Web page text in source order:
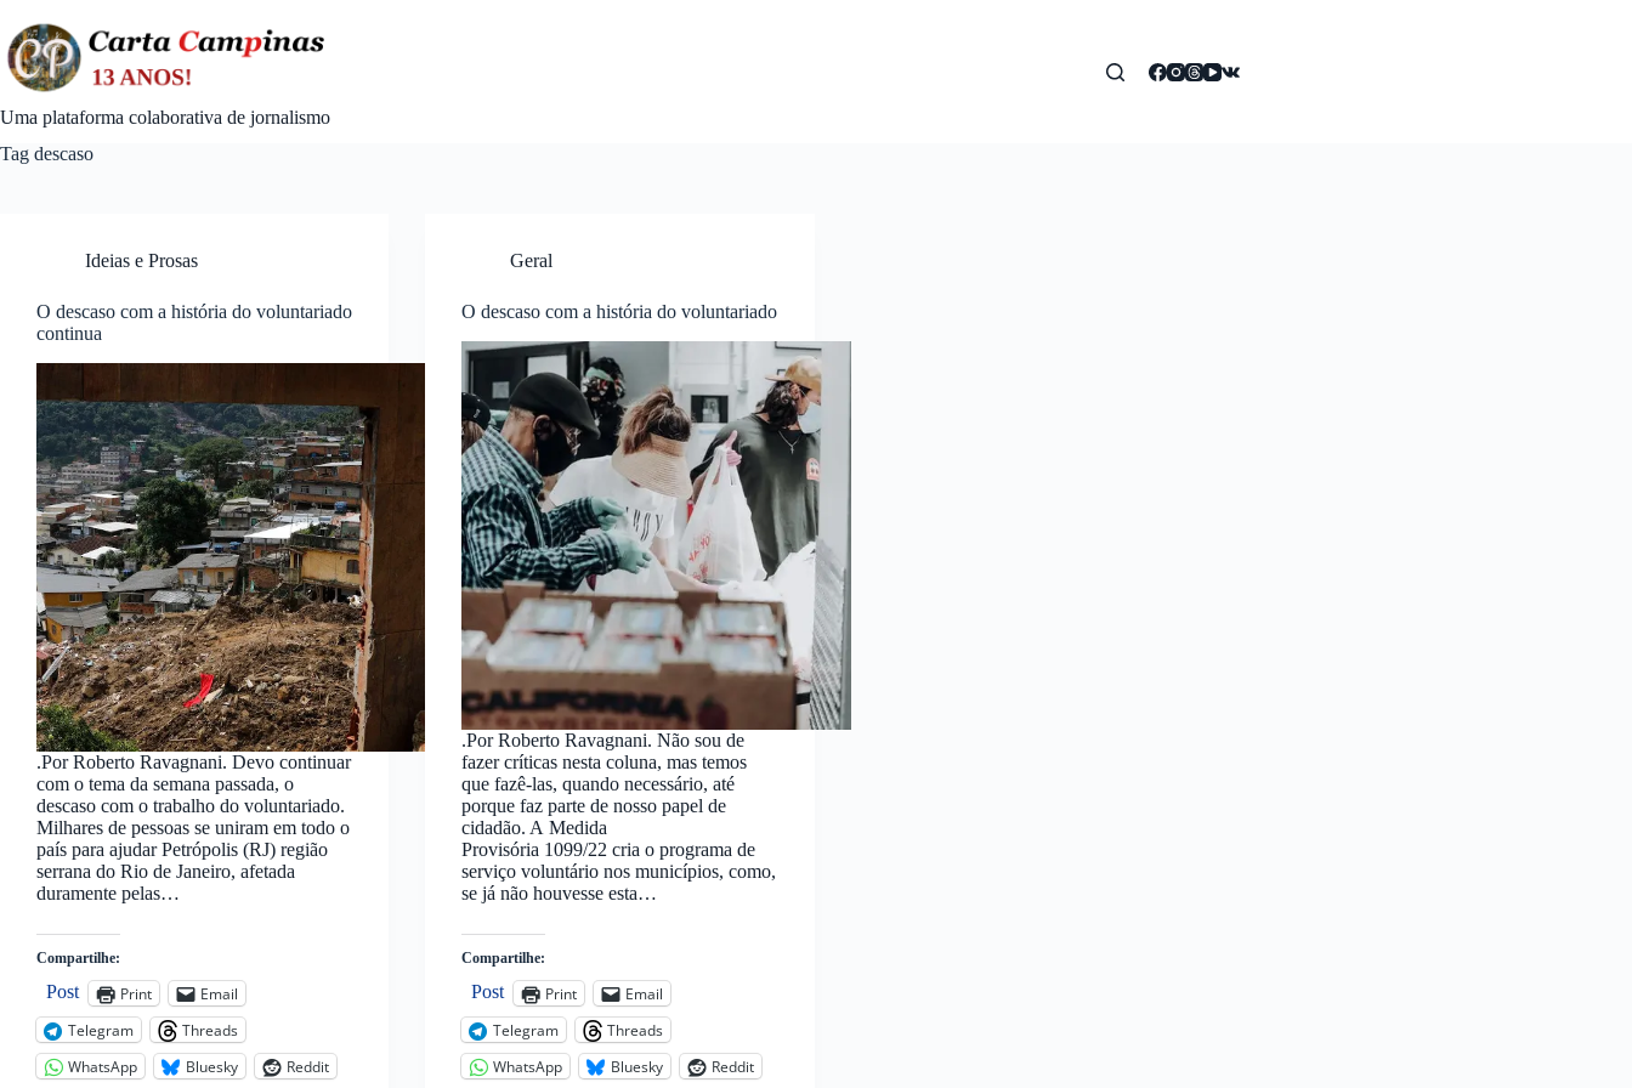
content
Uma plataforma colaborativa de jornalismo
Tag descaso
Ideias e Prosas
O descaso com a história do voluntariado
continua
.Por Roberto Ravagnani. Devo continuar
com o tema da semana passada, o
descaso com o trabalho do voluntariado.
Milhares de pessoas se uniram em todo o
país para ajudar Petrópolis (RJ) região
serrana do Rio de Janeiro, afetada
duramente pelas…
Compartilhe:
Post Print
Email
Telegram
Threads
WhatsApp
Bluesky Reddit
Geral
O descaso com a história do voluntariado
.Por Roberto Ravagnani. Não sou de
fazer críticas nesta coluna, mas temos
que fazê-las, quando necessário, até
porque faz parte de nosso papel de
cidadão. A Medida
Provisória 1099/22 cria o programa de
serviço voluntário nos municípios, como,
se já não houvesse esta…
Compartilhe:
Post Print
Email
Telegram
Threads
WhatsApp
Bluesky Reddit